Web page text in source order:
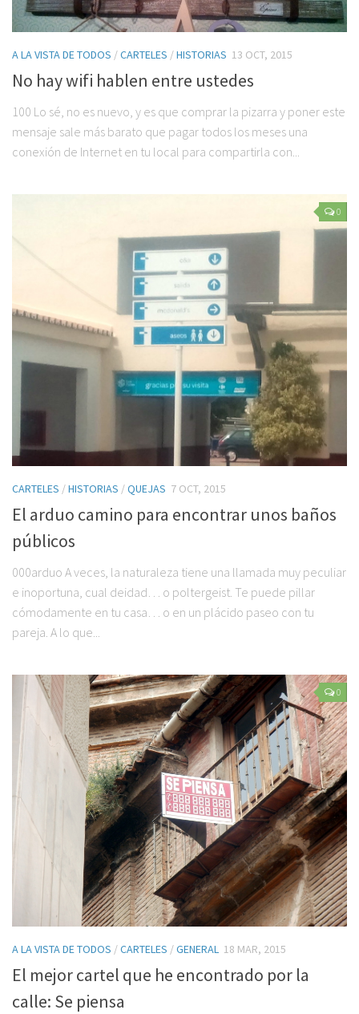
A LA VISTA DE TODOS /CARTELES /HISTORIAS 13 OCT, 2015
No hay wifi hablen entre ustedes
100 Lo sé, no es nuevo, y es que comprar la pizarra y poner este
mensaje sale más barato que pagar todos los meses una
conexión de Internet en tu local para compartirla con...
0
CARTELES /HISTORIAS /QUEJAS 7 OCT, 2015
El arduo camino para encontrar unos baños
públicos
000arduo A veces, la naturaleza tiene una llamada muy peculiar
e inoportuna, cual deidad… o poltergeist. Te puede pillar
cómodamente en tu casa… o en un plácido paseo con tu
pareja. A lo que...
0
A LA VISTA DE TODOS /CARTELES /GENERAL 18 MAR, 2015
El mejor cartel que he encontrado por la
calle: Se piensa